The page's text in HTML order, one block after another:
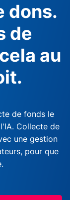
dons.
de
au
de fonds le
Collecte de
une gestion
pour que